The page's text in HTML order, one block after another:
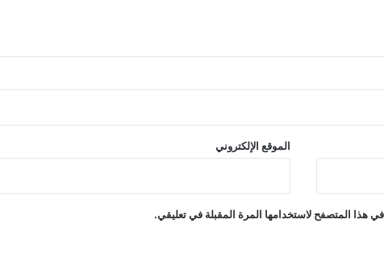
الموقع الإلكتروني
هذا المتصفح لاستخدامها المرة المقبلة في تعليقي.